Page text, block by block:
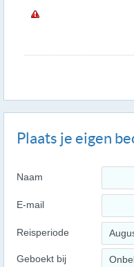
Plaats je eigen
Naam
E-mail
Reisperiode
Geboekt bij